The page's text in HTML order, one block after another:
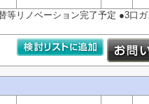
リノベーション完了予定 ●3口